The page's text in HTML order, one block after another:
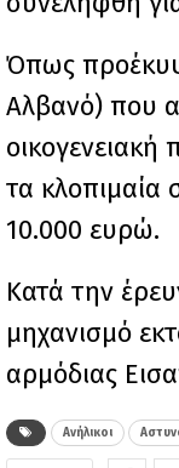
Όπως
Αλβανό) που
οικογενειακή
τα κλοπιμαία
10.000 ευρώ.
Κατά την
μηχανισμό
αρμόδιας
Ανήλικοι